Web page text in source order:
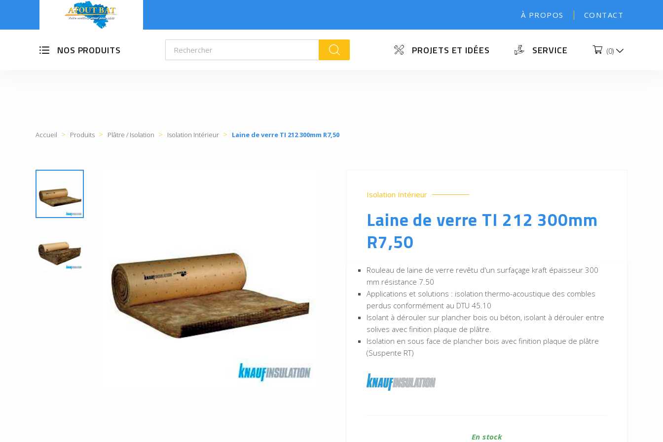
À PROPOS CONTACT
NOS PRODUITS k PROJETS ET IDÉES SERVICE (0)
Accueil Produits Plâtre / Isolation Isolation Intérieur Laine de verre TI 212 300mm R7,50
Isolation Intérieur
Laine de verre TI 212 300mm
R7,50
Rouleau de laine de verre revêtu d'un surfaçage kraft épaisseur 300
mm résistance 7.50
Applications et solutions : isolation thermo-acoustique des combles
perdus conformément au DTU 45.10
Isolant à dérouler sur plancher bois ou béton, isolant à dérouler entre
solives avec finition plaque de plâtre.
Isolation en sous face de plancher bois avec finition plaque de plâtre
(Suspente RT)
En stock